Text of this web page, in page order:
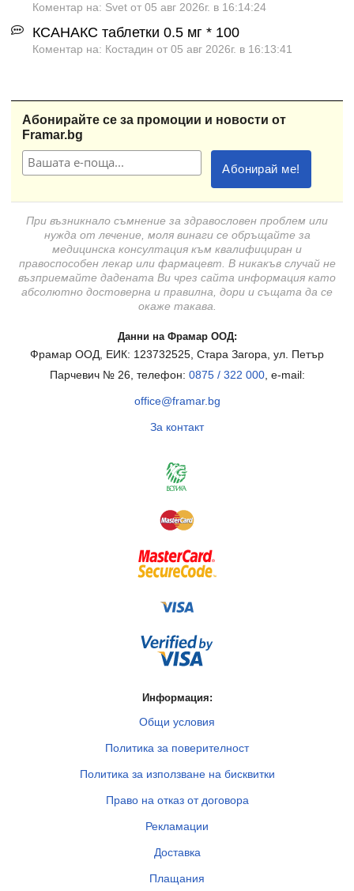
Коментар на: Svet от 05 авг 2026г. в 16:14:24
КСАНАКС таблетки 0.5 мг * 100
Коментар на: Костадин от 05 авг 2026г. в 16:13:41
Абонирайте се за промоции и новости от
Framar.bg
При възникнало съмнение за здравословен проблем или
нужда от лечение, моля винаги се обръщайте за
медицинска консултация към квалифициран и
правоспособен лекар или фармацевт. В никакъв случай не
възприемайте дадената Ви чрез сайта информация като
абсолютно достоверна и правилна, дори и същата да се
окаже такава.
Данни на Фрамар ООД:
Фрамар ООД, ЕИК: 123732525, Стара Загора, ул. Петър
Парчевич № 26, телефон: 0875 / 322 000, e-mail:
office@framar.bg
За контакт
Информация:
Общи условия
Политика за поверителност
Политика за използване на бисквитки
Право на отказ от договора
Рекламации
Доставка
Плащания